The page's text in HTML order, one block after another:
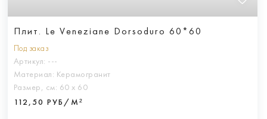
Плит. Le Veneziane Dorsoduro 60*60
Под заказ
Артикул: ---
Материал: Керамогранит
Размер, см: 60 х 60
112,50 РУБ/М²